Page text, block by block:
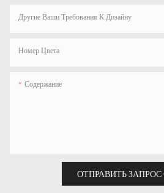
Другие Ваши Требования К Дизайну
Номер Цвета
Содержание
ОТПРАВИТЬ ЗАПРОС